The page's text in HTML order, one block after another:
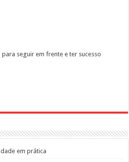
seguir em frente e ter sucesso
em prática